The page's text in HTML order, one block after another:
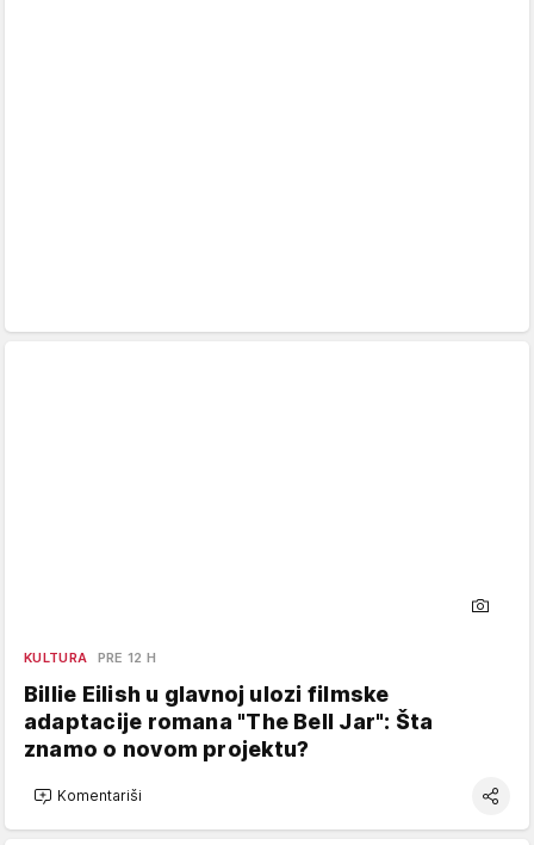
KULTURA PRE 12 H
Billie Eilish u glavnoj ulozi filmske
adaptacije romana "The Bell Jar": Šta
znamo o novom projektu?
Komentariši